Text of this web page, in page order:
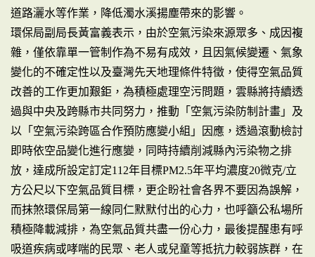
道路灑水等作業，降低濁水溪揚塵帶來的影響。
環保局副局長黃富義表示，由於空氣污染來源眾多、成因複
雜，僅依靠單一管制作為不易有成效，且因氣候變遷、氣象
變化的不確定性以及臺灣先天地理條件特徵，使得空氣品質
改善的工作更加艱鉅，為積極處理空污問題，雲縣將持續透
過與中央及跨縣市共同努力，推動「空氣污染防制計畫」及
以「空氣污染跨區合作預防應變小組」因應，透過滾動檢討
即時依空品變化進行應變，同時持續削減縣內污染物之排
放，達成所設定訂定112年目標PM2.5年平均濃度20微克/立
方公尺以下空氣品質目標，更企盼社會各界不要因為誤解，
而抹煞環保局第一線同仁默默付出的心力，也呼籲公私場所
積極降載減排，為空氣品質共盡一份心力，最後提醒患有呼
吸道疾病或哮喘的民眾、老人或兒童等抵抗力較弱族群，在